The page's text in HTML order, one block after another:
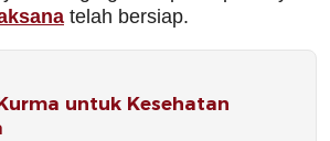
telah bersiap.
untuk Kesehatan